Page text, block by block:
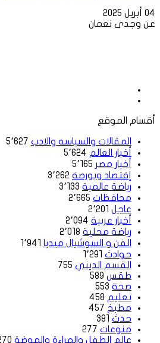
04 أبريل 2025
عن وجدى نعمان
أقسام الموقع
المقالات والسياسه والادب 5٬627
أخبار العالم 5٬624
أخبار مصر 5٬165
إقتصاد وبورصة 3٬262
رياضة عالمية 3٬133
محافظات 2٬665
عاجل 2٬201
أخبار عربية 2٬094
رياضة محلية 2٬018
الفن و السوشيال ميديا 1٬941
حوادث 1٬291
القسم الديني 755
طقس 589
صحة 553
تعليم 458
مطبخ 457
حدث 381
منوعات 277
عالم الطفل والمراءة والموضة